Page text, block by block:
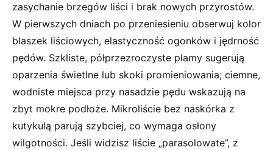
zasychanie brzegów liści i brak nowych przyrostów.
W pierwszych dniach po przeniesieniu obserwuj kolor
blaszek liściowych, elastyczność ogonków i jędrność
pędów. Szkliste, półprzezroczyste plamy sugerują
oparzenia świetlne lub skoki promieniowania; ciemne,
wodniste miejsca przy nasadzie pędu wskazują na
zbyt mokre podłoże. Mikroliście bez naskórka z
kutykulą parują szybciej, co wymaga osłony
wilgotności. Jeśli widzisz liście „parasolowate”, z